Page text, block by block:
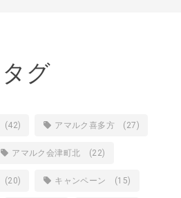
タグ
(42) アマルク喜多方 (27)
アマルク会津町北 (22)
(20) キャンペーン (15)